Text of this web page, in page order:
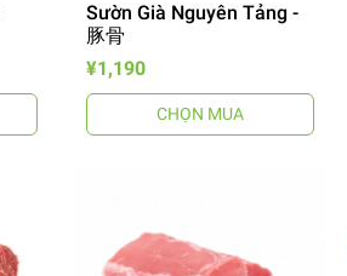
Sườn Già Nguyên Tảng -
豚骨
¥1,190
CHỌN MUA